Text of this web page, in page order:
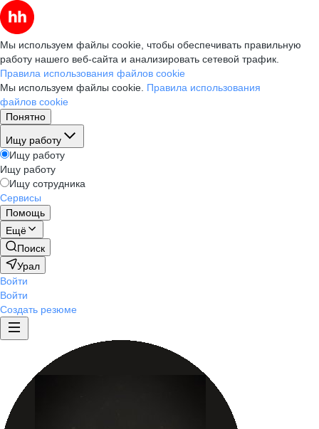
Мы используем файлы cookie, чтобы обеспечивать правильную
работу нашего веб-сайта и анализировать сетевой трафик.
Правила использования файлов cookie
Мы используем файлы cookie. Правила использования
файлов cookie
Понятно
Ищу работу
Ищу работу
Ищу работу
Ищу сотрудника
Сервисы
Помощь
Ещё
Поиск
Урал
Войти
Войти
Создать резюме